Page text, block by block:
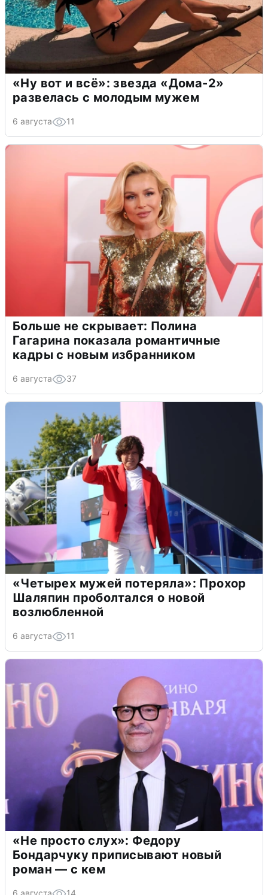
«Ну вот и всё»: звезда «Дома-2»
развелась с молодым мужем
6 августа 11
Больше не скрывает: Полина
Гагарина показала романтичные
кадры с новым избранником
6 августа 37
«Четырех мужей потеряла»: Прохор
Шаляпин проболтался о новой
возлюбленной
6 августа 11
«Не просто слух»: Федору
Бондарчуку приписывают новый
роман — с кем
6 августа 14